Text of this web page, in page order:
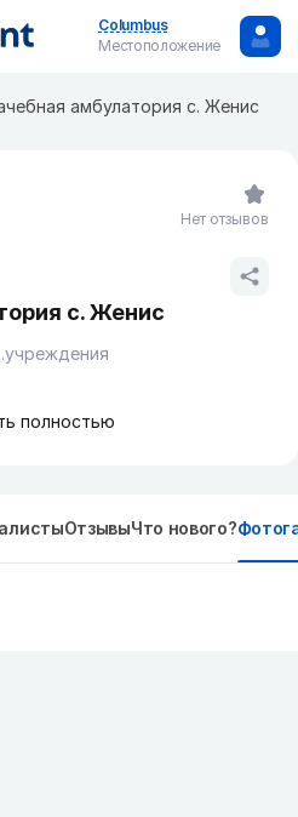
Columbus
Местоположение
амбулатория с. Женис
с. Женис
полностью
Нет отзывов
ОтзывыЧто нового?